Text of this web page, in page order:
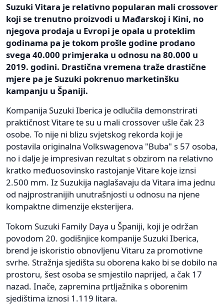
Suzuki Vitara je relativno popularan mali crossover
koji se trenutno proizvodi u Mađarskoj i Kini, no
njegova prodaja u Evropi je opala u proteklim
godinama pa je tokom prošle godine prodano
svega 40.000 primjeraka u odnosu na 80.000 u
2019. godini. Drastična vremena traže drastične
mjere pa je Suzuki pokrenuo marketinšku
kampanju u Španiji.
Kompanija Suzuki Iberica je odlučila demonstrirati
praktičnost Vitare te su u mali crossover ušle čak 23
osobe. To nije ni blizu svjetskog rekorda koji je
postavila originalna Volkswagenova "Buba" s 57 osoba,
no i dalje je impresivan rezultat s obzirom na relativno
kratko međuosovinsko rastojanje Vitare koje iznsi
2.500 mm. Iz Suzukija naglašavaju da Vitara ima jednu
od najprostranijih unutrašnjosti u odnosu na njene
kompaktne dimenzije eksterijera.
Tokom Suzuki Family Daya u Španiji, koji je održan
povodom 20. godišnjice kompanije Suzuki Iberica,
brend je iskoristio obnovljenu Vitaru za promotivne
svrhe. Stražnja sjedišta su oborena kako bi se dobilo na
prostoru, šest osoba se smjestilo naprijed, a čak 17
nazad. Inače, zapremina prtljažnika s oborenim
sjedištima iznosi 1.119 litara.